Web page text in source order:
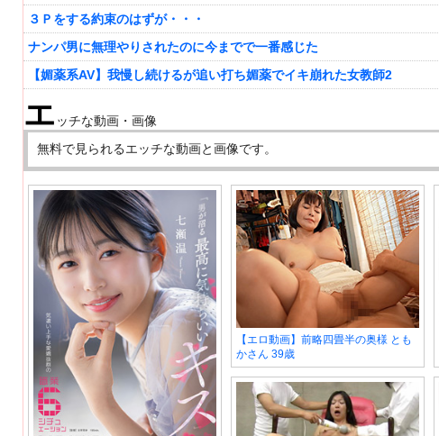
３Ｐをする約束のはずが・・・
ナンパ男に無理やりされたのに今までで一番感じた
【媚薬系AV】我慢し続けるが追い打ち媚薬でイキ崩れた女教師2
エ ッチな動画・画像
無料で見られるエッチな動画と画像です。
【エロ動画】前略四畳半の奥様 とも
かさん 39歳